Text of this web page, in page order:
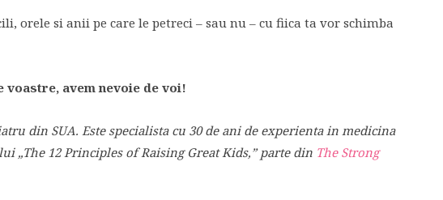
orele si anii pe care le petreci – sau nu – cu fiica ta vor schimba
avem nevoie de voi!
din SUA. Este specialista cu 30 de ani de experienta in medicina
„The 12 Principles of Raising Great Kids,” parte din The Strong